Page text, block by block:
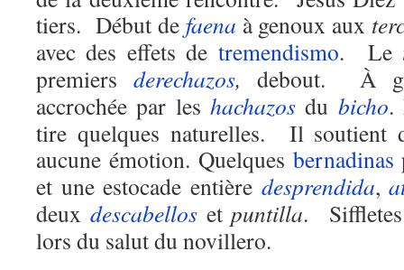
tiers. Début de faena à genoux aux
avec des effets de tremendismo. Le
premiers derechazos, debout. À
accrochée par les hachazos du bicho.
tire quelques naturelles. Il soutient
aucune émotion. Quelques bernadinas
et une estocade entière desprendida,
deux descabellosetpuntilla.
lors du salut du novillero.